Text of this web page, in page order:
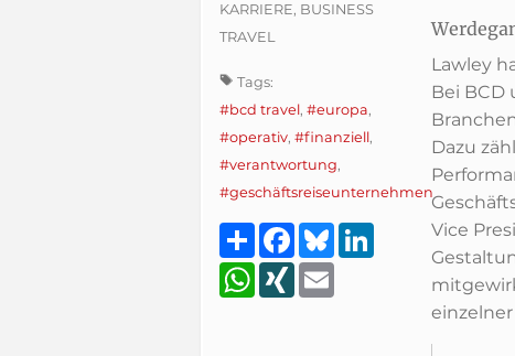
KARRIERE, BUSINESS
TRAVEL
Tags:
#bcd travel, #europa,
#operativ, #finanziell,
#verantwortung,
#geschäftsreiseunternehmen
TeilenFacebook
BlueskyLinkedIn
WhatsApp
XING
Lawley
Bei BCD
Dazu
Vice